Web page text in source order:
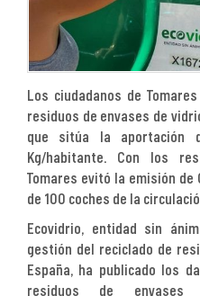
Los ciudadanos de
residuos de envases de
que sitúa la aportación
Kg/habitante. Con los
Tomares evitó la emisión
de 100 coches de la
Ecovidrio, entidad sin
gestión del reciclado de
España, ha publicado los
residuos de